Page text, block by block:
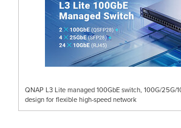
QNAP L3 Lite managed 100GbE switch, 100G/25G/
design for flexible high-speed network